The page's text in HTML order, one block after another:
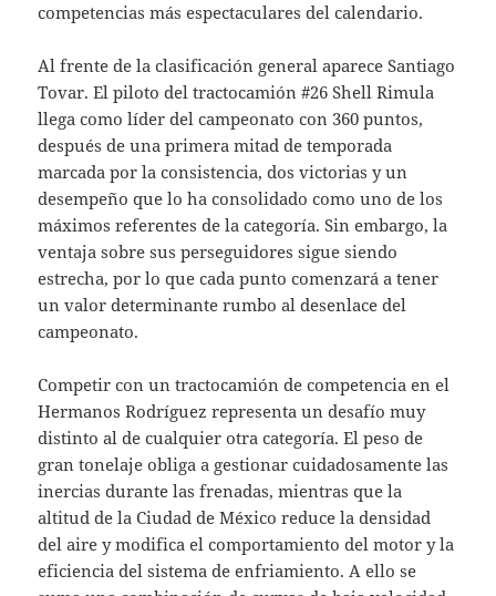
competencias más espectaculares del calendario.
Al frente de la clasificación general aparece Santiago
Tovar. El piloto del tractocamión #26 Shell Rimula
llega como líder del campeonato con 360 puntos,
después de una primera mitad de temporada
marcada por la consistencia, dos victorias y un
desempeño que lo ha consolidado como uno de los
máximos referentes de la categoría. Sin embargo, la
ventaja sobre sus perseguidores sigue siendo
estrecha, por lo que cada punto comenzará a tener
un valor determinante rumbo al desenlace del
campeonato.
Competir con un tractocamión de competencia en el
Hermanos Rodríguez representa un desafío muy
distinto al de cualquier otra categoría. El peso de
gran tonelaje obliga a gestionar cuidadosamente las
inercias durante las frenadas, mientras que la
altitud de la Ciudad de México reduce la densidad
del aire y modifica el comportamiento del motor y la
eficiencia del sistema de enfriamiento. A ello se